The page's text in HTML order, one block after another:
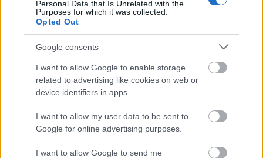
Personal Data that Is Unrelated with the
Purposes for which it was collected.
Opted Out
Google consents
I want to allow Google to enable storage
related to advertising like cookies on web or
device identifiers in apps.
I want to allow my user data to be sent to
Google for online advertising purposes.
I want to allow Google to send me
#MNB
NÉPSZERŰ